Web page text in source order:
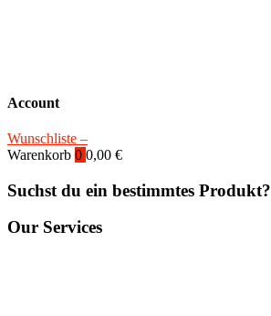
Account
Wunschliste –
Warenkorb 0 0,00 €
Suchst du ein bestimmtes Produkt?
Our Services